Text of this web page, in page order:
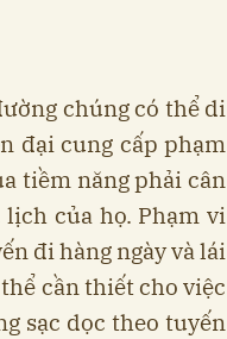
chúng có thể di
đại cung cấp phạm
tiềm năng phải cân
của họ. Phạm vi
đi hàng ngày và lái
cần thiết cho việc
sạc dọc theo tuyến